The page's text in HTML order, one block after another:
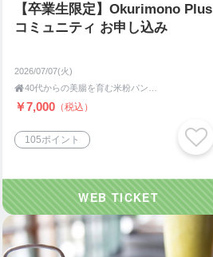
【卒業生限定】Okurimono Plus
コミュニティ お申し込み
2026/07/07(火)

￥7,000 （税込）
105ポイント